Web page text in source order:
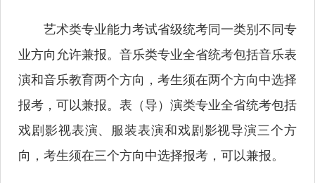
艺术类专业能力考试省级统考同一类别不同专
业方向允许兼报。音乐类专业全省统考包括音乐表
演和音乐教育两个方向，考生须在两个方向中选择
报考，可以兼报。表（导）演类专业全省统考包括
戏剧影视表演、服装表演和戏剧影视导演三个方
向，考生须在三个方向中选择报考，可以兼报。